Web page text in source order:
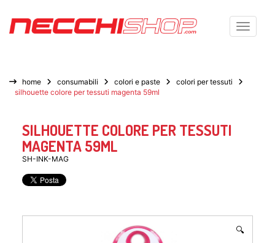
Toggle
home consumabili colori e paste
colori per tessuti
silhouette colore per tessuti magenta 59ml
SILHOUETTE COLORE PER TESSUTI
MAGENTA 59ML
SH-INK-MAG
🔍